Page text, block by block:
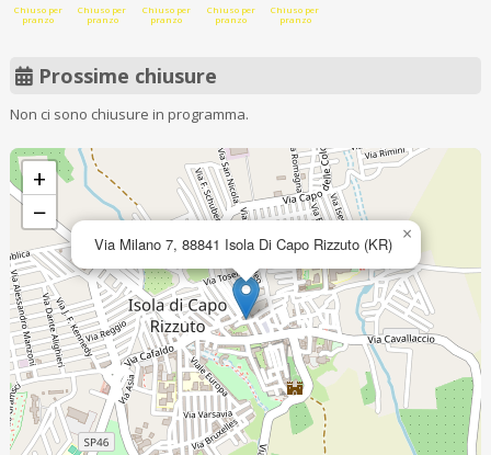
Chiuso per
pranzo
Chiuso per
pranzo
Chiuso per
pranzo
Chiuso per
pranzo
Chiuso per
pranzo
Prossime chiusure
Non ci sono chiusure in programma.
Via Milano 7, 88841 Isola Di Capo Rizzuto (KR) ×
+
−